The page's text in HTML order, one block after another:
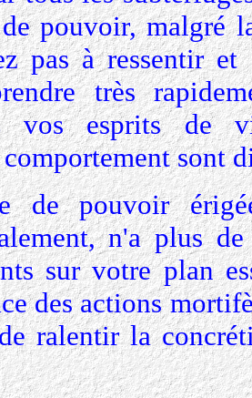
pouvoir, malgré
pas à ressentir
très
vos esprits de
sont
de pouvoir
n'a plus
sur votre plan
des actions
ralentir la